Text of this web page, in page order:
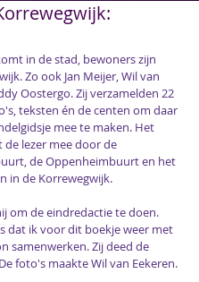
in de stad, bewoners zijn
Zo ook Jan Meijer, Wil van
Oostergo. Zij verzamelden 22
teksten én de centen om daar
mee te maken. Het
de lezer mee door de
de Oppenheimbuurt en het
in de Korrewegwijk.
om de eindredactie te doen.
dat ik voor dit boekje weer met
samenwerken. Zij deed de
foto's maakte Wil van Eekeren.